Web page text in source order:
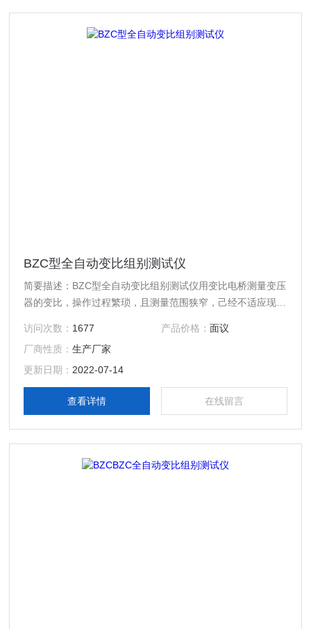
BZC型全自动变比组别测试仪
简要描述：BZC型全自动变比组别测试仪用变比电桥测量变压
器的变比，操作过程繁琐，且测量范围狭窄，己经不适应现代
术，研制出了新一代全自动 变比组别测试仪，该仪器是电力
工业部门的理想测试仪器。它具有体积小，重量轻，精度高，
稳定性好等优点。它采用大屏幕液晶汉字显示、菜单操作，界
面友好，变比组别可一次测完。
访问次数： 1677 产品价格： 面议
厂商性质：生产厂家
更新日期： 2022-07-14
查看详情 在线留言